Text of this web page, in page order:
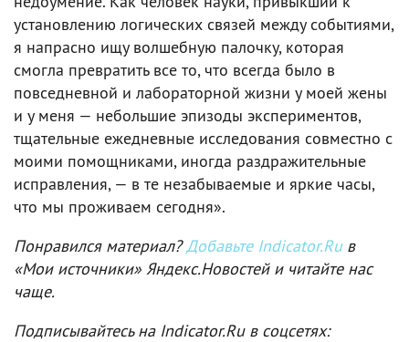
установлению логических связей между событиями,
я напрасно ищу волшебную палочку, которая
смогла превратить все то, что всегда было в
повседневной и лабораторной жизни у моей жены
и у меня — небольшие эпизоды экспериментов,
тщательные ежедневные исследования совместно с
моими помощниками, иногда раздражительные
исправления, — в те незабываемые и яркие часы,
что мы проживаем сегодня».
Понравился материал?Добавьте Indicator.Ruв
«Мои источники» Яндекс.Новостей и читайте нас
чаще.
Подписывайтесь на Indicator.Ru в соцсетях: